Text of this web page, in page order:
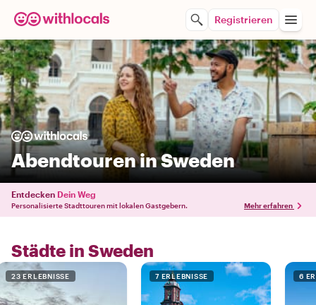
Registrieren
Abendtouren in Sweden
Entdecken Dein Weg
Personalisierte Stadttouren mit lokalen Gastgebern. Mehr erfahren
Städte in Sweden
23 ERLEBNISSE 7 ERLEBNISSE 6